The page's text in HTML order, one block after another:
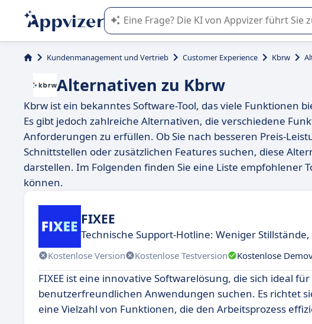
Die KI von Appvizer führt Sie bei der Nutzung
Kundenmanagement und Vertrieb Customer Experience Kbrw
Alternativen zu Kbrw
Kbrw ist ein bekanntes Software-Tool, das viele Funktionen
Es gibt jedoch zahlreiche Alternativen, die verschiedene
Anforderungen zu erfüllen. Ob Sie nach besseren Preis-
Schnittstellen oder zusätzlichen Features suchen, diese
darstellen. Im Folgenden finden Sie eine Liste empfohlener
können.
FIXEE
Technische Support-Hotline: Weniger
Kostenlose Version Kostenlose Testversion Kostenlose
FIXEE ist eine innovative Softwarelösung, die sich ideal
benutzerfreundlichen Anwendungen suchen. Es richtet
eine Vielzahl von Funktionen, die den Arbeitsprozess